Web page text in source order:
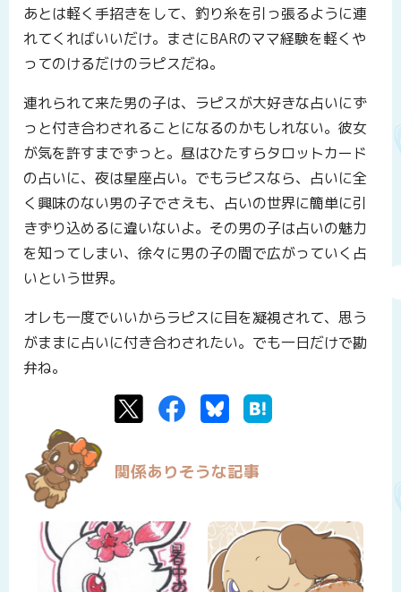
あとは軽く手招きをして、釣り糸を引っ張るように連
れてくればいいだけ。まさにBARのママ経験を軽くや
ってのけるだけのラピスだね。
連れられて来た男の子は、ラピスが大好きな占いにず
っと付き合わされることになるのかもしれない。彼女
が気を許すまでずっと。昼はひたすらタロットカード
の占いに、夜は星座占い。でもラピスなら、占いに全
く興味のない男の子でさえも、占いの世界に簡単に引
きずり込めるに違いないよ。その男の子は占いの魅力
を知ってしまい、徐々に男の子の間で広がっていく占
いという世界。
オレも一度でいいからラピスに目を凝視されて、思う
がままに占いに付き合わされたい。でも一日だけで勘
弁ね。
TwitterFacebookBluesky
関係ありそうな記事